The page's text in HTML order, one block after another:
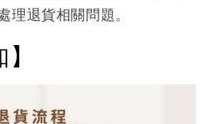
理退貨相關問題。